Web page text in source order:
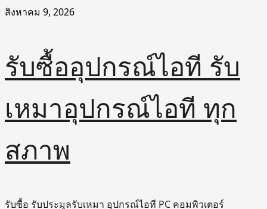
Skip
สิงหาคม 9, 2026
รับซื้ออุปกรณ์ไอที รับ
เหมาอุปกรณ์ไอที ทุก
สภาพ
รับซื้อ รับประมูลรับเหมา อุปกรณ์ไอที PC คอมพิวเตอร์